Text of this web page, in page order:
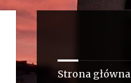
Strona główna